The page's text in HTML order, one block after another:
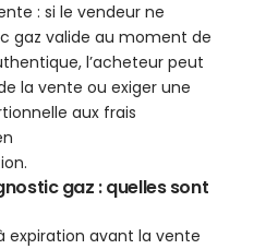
: si le vendeur ne
gaz valide au moment de
l’acheteur peut
la vente ou exiger une
aux frais
gaz : quelles sont
expiration avant la vente